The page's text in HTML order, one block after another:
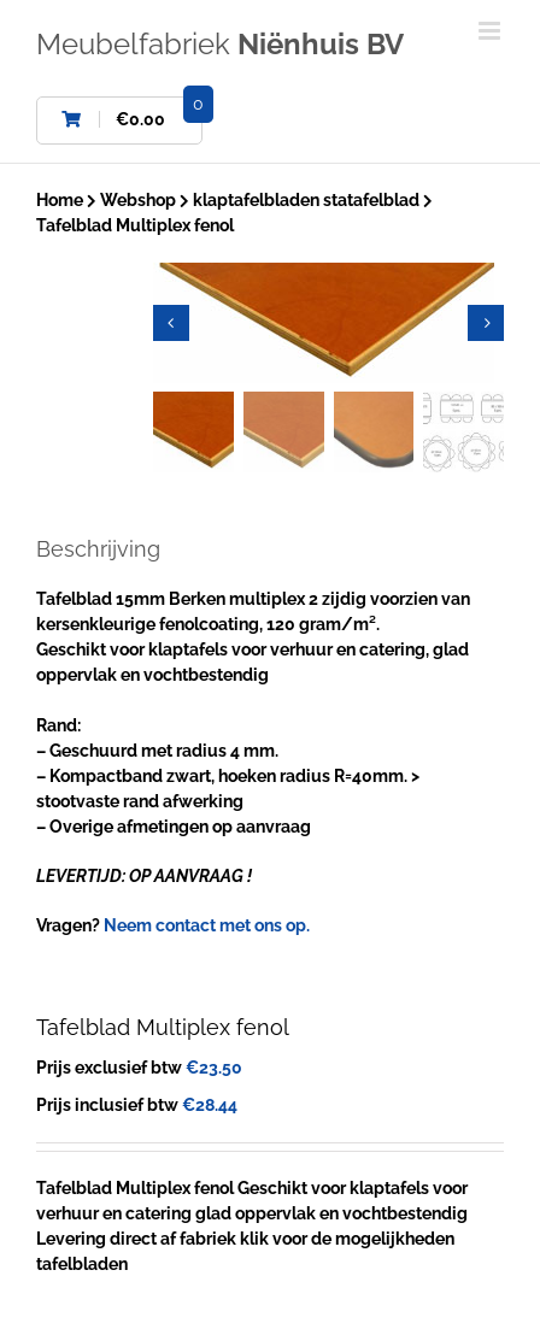
Meubelfabriek Niënhuis BV
€0.00
0
Home Webshop
klaptafelbladen statafelblad
Tafelblad Multiplex fenol
Tafelblad Multiplex fenol
Prijs exclusief btw€23.50
Prijs inclusief btw€28.44
Tafelblad Multiplex fenol Geschikt voor klaptafels voor
verhuur en catering glad oppervlak en vochtbestendig
Levering direct af fabriek klik voor de mogelijkheden
tafelbladen
Beschrijving
Tafelblad 15mm Berken multiplex 2 zijdig voorzien van
kersenkleurige fenolcoating, 120 gram/m².
Geschikt voor klaptafels voor verhuur en catering, glad
oppervlak en vochtbestendig
Rand:
– Geschuurd met radius 4 mm.
– Kompactband zwart, hoeken radius R=40mm.>
stootvaste rand afwerking
– Overige afmetingen op aanvraag
LEVERTIJD: OP AANVRAAG !
Vragen? Neem contact met ons op.